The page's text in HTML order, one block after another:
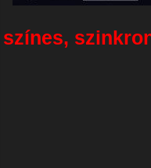
színes,